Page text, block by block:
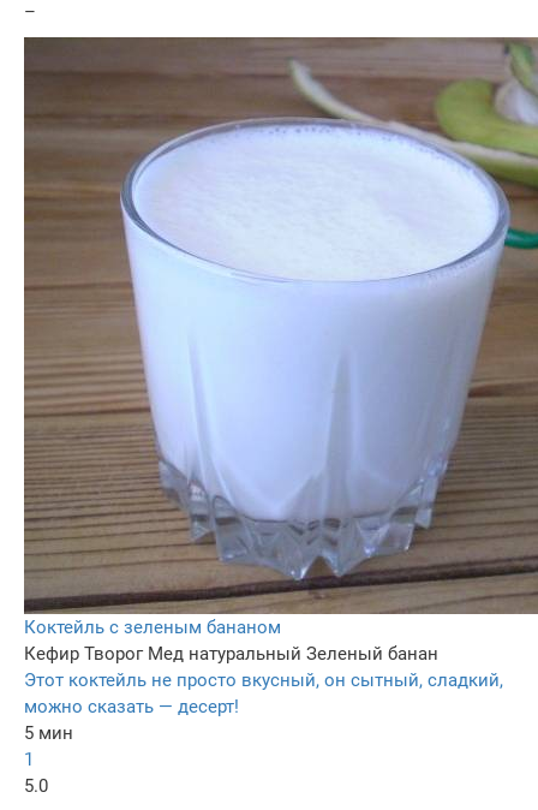
–
Коктейль с зеленым бананом
Кефир Творог Мед натуральный Зеленый банан
Этот коктейль не просто вкусный, он сытный, сладкий,
можно сказать — десерт!
5 мин
1
5.0